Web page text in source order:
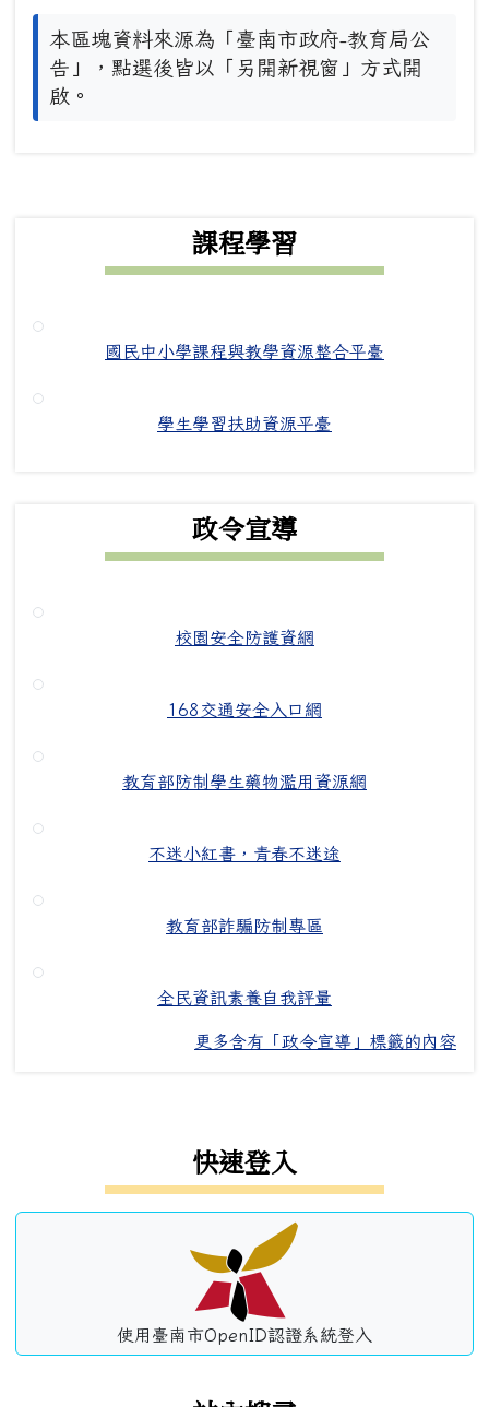
本區塊資料來源為「臺南市政府-教育局公
告」，點選後皆以「另開新視窗」方式開
啟。
課程學習
國民中小學課程與教學資源整合平臺
學生學習扶助資源平臺
政令宣導
校園安全防護資網
168交通安全入口網
教育部防制學生藥物濫用資源網
不迷小紅書，青春不迷途
教育部詐騙防制專區
全民資訊素養自我評量
更多含有「政令宣導」標籤的內容
快速登入
使用臺南市OpenID認證系統登入